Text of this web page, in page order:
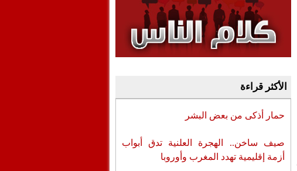
تقتل والمحاسبة يجب
أن تطال المسؤولين
سيتي باص + وثيقة
وفيديو
الأكثر قراءة
حمار أذكى من بعض البشر
صيف ساخن.. الهجرة العلنية تدق أبواب
أزمة إقليمية تهدد المغرب وأوروبا